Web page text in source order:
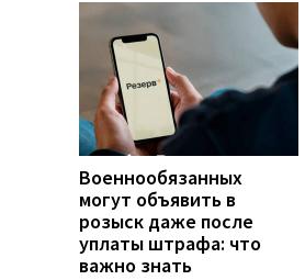
Военнообязанных
могут объявить в
розыск даже после
уплаты штрафа: что
важно знать